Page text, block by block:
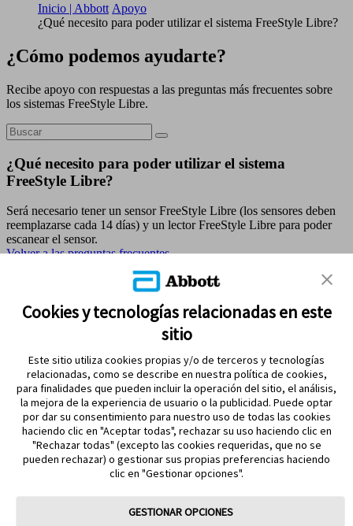
Inicio | Abbott Apoyo
¿Qué necesito para poder utilizar el sistema FreeStyle Libre?
¿Cómo podemos ayudarte?
Recibe apoyo con respuestas a las preguntas más frecuentes sobre
los sistemas FreeStyle Libre.
¿Qué necesito para poder utilizar el sistema
FreeStyle Libre?
Será necesario tener un sensor FreeStyle Libre (los sensores deben
reemplazarse cada 14 días) y un lector FreeStyle Libre para poder
escanear el sensor.
Volver a las preguntas frecuentes
CONTÁCTANOS
MANTENTE EN CONTACTO
Cookies y tecnologías relacionadas en este
sitio
Este sitio utiliza cookies propias y/o de terceros y tecnologías
relacionadas, como se describe en nuestra política de cookies,
para finalidades que pueden incluir la operación del sitio, el análisis,
la mejora de la experiencia de usuario o la publicidad. Puede optar
por dar su consentimiento para nuestro uso de todas las cookies
haciendo clic en "Aceptar todas", rechazar su uso haciendo clic en
"Rechazar todas" (excepto las cookies requeridas, que no se
pueden rechazar) o gestionar sus propias preferencias haciendo
clic en "Gestionar opciones".
GESTIONAR OPCIONES